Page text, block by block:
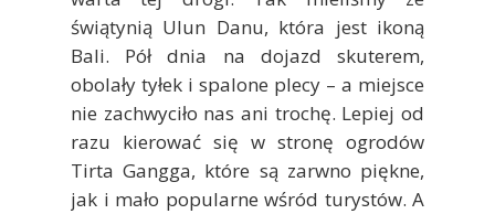
świątynią Ulun Danu, która jest ikoną
Bali. Pół dnia na dojazd skuterem,
obolały tyłek i spalone plecy – a miejsce
nie zachwyciło nas ani trochę. Lepiej od
razu kierować się w stronę ogrodów
Tirta Gangga, które są zarwno piękne,
jak i mało popularne wśród turystów. A